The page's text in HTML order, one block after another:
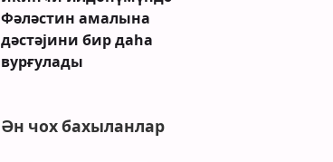
Фәләстин амалына
дәстәјини бир даһа
вурғулады
Ән чох бахыланлар